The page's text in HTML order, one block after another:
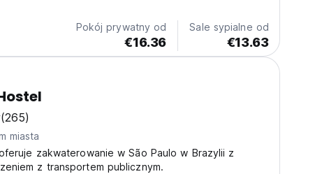
Pokój prywatny od
€16.36
Sale sypialne od
€13.63
(265)
miasta
zakwaterowanie w São Paulo w Brazylii z
z transportem publicznym.